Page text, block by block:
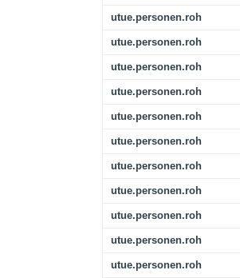
utue.personen.roh
utue.personen.roh
utue.personen.roh
utue.personen.roh
utue.personen.roh
utue.personen.roh
utue.personen.roh
utue.personen.roh
utue.personen.roh
utue.personen.roh
utue.personen.roh